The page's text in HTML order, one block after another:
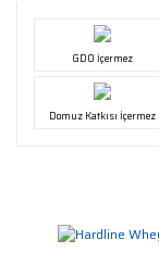
GDO İçermez
Domuz Katkısı İçermez